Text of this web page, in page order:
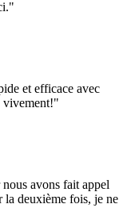
et efficace avec
vivement!"
avons fait appel
la deuxième fois, je ne